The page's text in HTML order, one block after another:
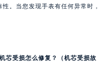
。当您发现手表有任何异常时，
芯受损怎么修复？（机芯受损故